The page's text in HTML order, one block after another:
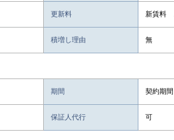
更新料 新賃料
積増し理由 無
期間 契約期
保証人代行 可